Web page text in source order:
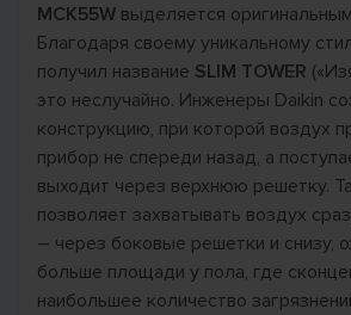
MCK55W выделяется
Благодаря своему уникальному
получил название SLIM TOWER
это неслучайно. Инженеры Daikin
конструкцию, при которой воздух
прибор не спереди назад, а
выходит через верхнюю решетку.
позволяет захватывать воздух
– через боковые решетки и снизу,
больше площади у пола, где
наибольшее количество